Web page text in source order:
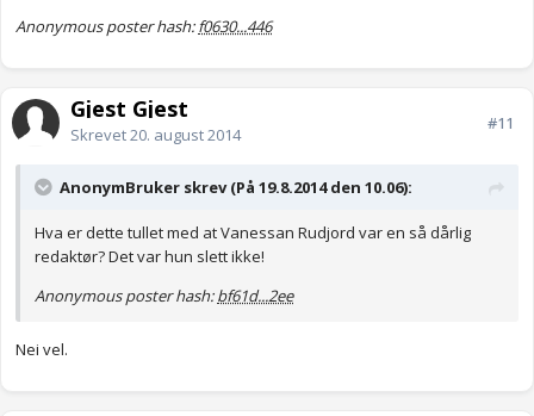
Anonymous poster hash:f0630...446
Gjest Gjest
Skrevet20. august 2014
#11
AnonymBruker skrev (På 19.8.2014 den 10.06):
Hva er dette tullet med at Vanessan Rudjord var en så dårlig
redaktør? Det var hun slett ikke!
Anonymous poster hash:bf61d...2ee
Nei vel.